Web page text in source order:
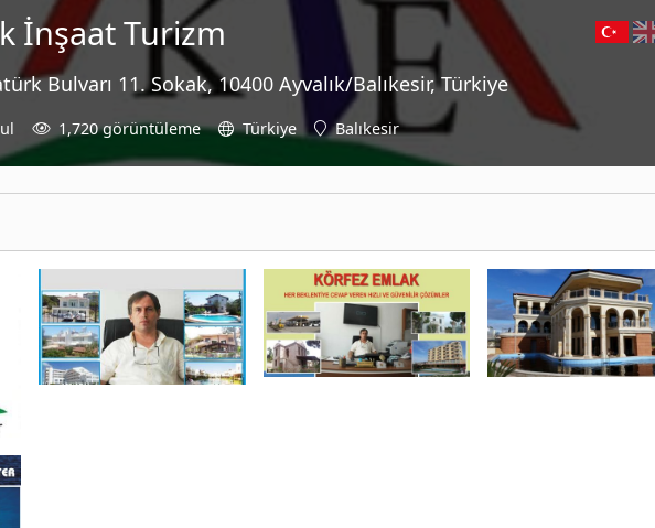
İnşaat Turizm
Bulvarı 11. Sokak, 10400 Ayvalık/Balıkesir, Türkiye
1,720 görüntüleme Türkiye Balıkesir